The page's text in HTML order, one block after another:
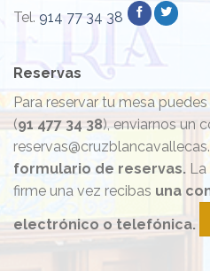
Tel. 914 77 34 38
Reservas
Para reservar tu mesa
(91 477 34 38), enviarnos un
formulario de reservas.
firme una vez recibas una
electrónico o telefónica.